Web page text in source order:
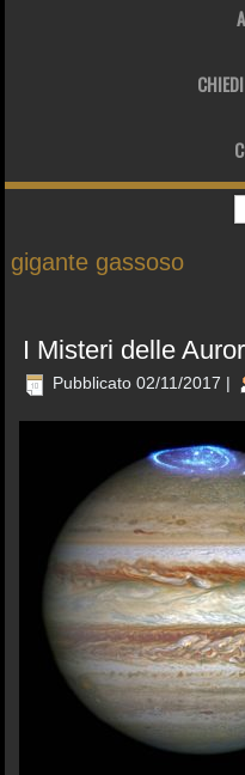
gigante gassoso
I Misteri delle
Pubblicato 02/11/2017 |